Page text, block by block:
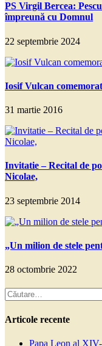
PS Virgil Bercea:
împreună cu Domnul
22 septembrie 2024
Iosif Vulcan
31 martie 2016
Invitatie – Recital de
Nicolae,
23 septembrie 2014
„Un milion de stele
28 octombrie 2022
Caută
după:
Articole recente
Papa Leon al